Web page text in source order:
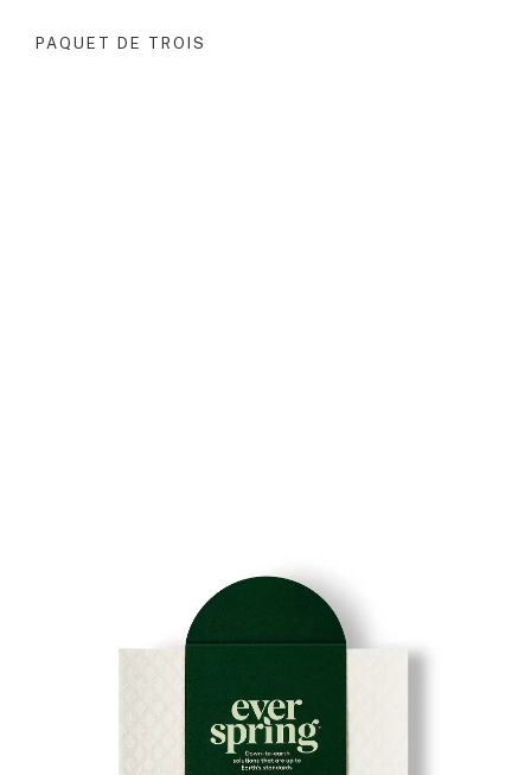
PAQUET DE TROIS